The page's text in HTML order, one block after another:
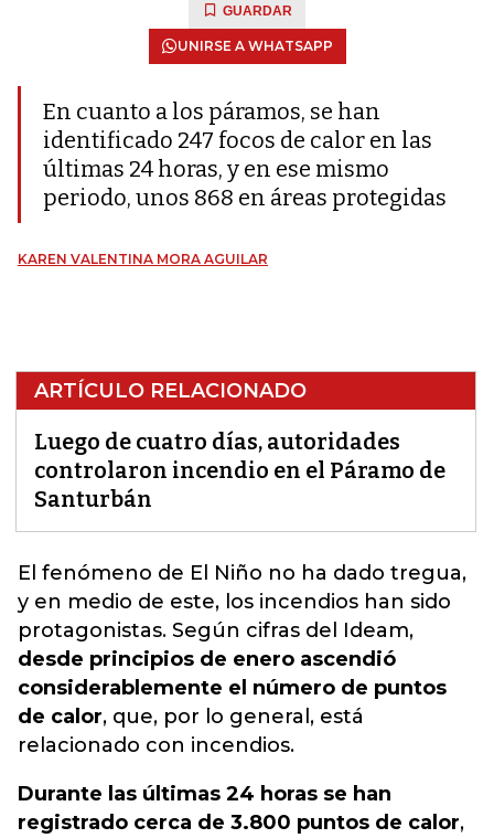
GUARDAR
UNIRSE A WHATSAPP
En cuanto a los páramos, se han
identificado 247 focos de calor en las
últimas 24 horas, y en ese mismo
periodo, unos 868 en áreas protegidas
KAREN VALENTINA MORA AGUILAR
ARTÍCULO RELACIONADO
Luego de cuatro días, autoridades
controlaron incendio en el Páramo de
Santurbán
El fenómeno de El Niño no ha dado tregua,
y en medio de este, los incendios han sido
protagonistas. Según cifras del Ideam,
desde principios de enero ascendió
considerablemente el número de puntos
de calor, que, por lo general, está
relacionado con incendios.
Durante las últimas 24 horas se han
registrado cerca de 3.800 puntos de calor,